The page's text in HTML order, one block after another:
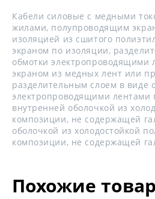
Кабели силовые с медными
жилами, полупроводящим
изоляцией из сшитого
экраном по изоляции,
обмотки электропроводящими
экраном из медных лент или
разделительным слоем в виде
электропроводящими лентами
внутренней оболочкой из
композиции, не содержащей
оболочкой из холодостойкой
композиции, не содержащей
Похожие